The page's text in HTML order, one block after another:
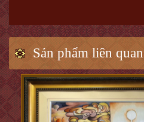
Sản phẩm liên quan